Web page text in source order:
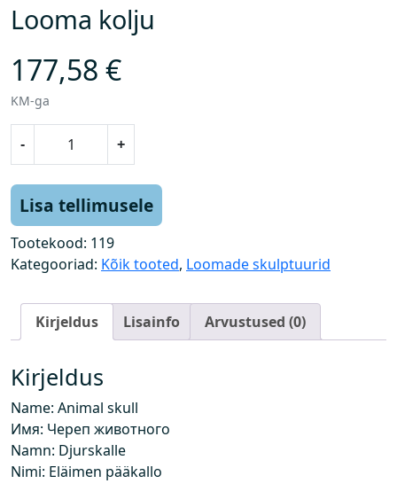
Looma kolju
177,58 €
KM-ga
-
m
a
k
o
k
o
g
u
s
+
Lisa tellimusele
Tootekood: 119
Kategooriad: Kõik tooted, Loomade skulptuurid
Kirjeldus Lisainfo Arvustused (0)
Kirjeldus
Name: Animal skull
Имя: Череп животного
Namn: Djurskalle
Nimi: Eläimen pääkallo